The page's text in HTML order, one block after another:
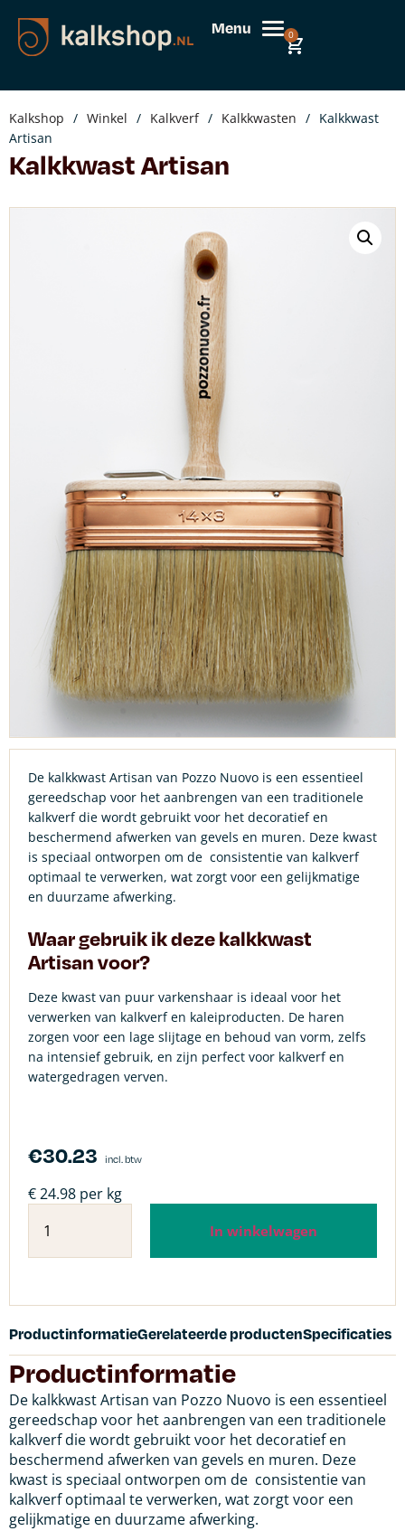
Menu 0
Kalkshop / Winkel / Kalkverf / Kalkkwasten / Kalkkwast
Artisan
Kalkkwast Artisan
De kalkkwast Artisan van Pozzo Nuovo is een essentieel
gereedschap voor het aanbrengen van een traditionele
kalkverf die wordt gebruikt voor het decoratief en
beschermend afwerken van gevels en muren. Deze kwast
is speciaal ontworpen om de consistentie van kalkverf
optimaal te verwerken, wat zorgt voor een gelijkmatige
en duurzame afwerking.
Waar gebruik ik deze kalkkwast
Artisan voor?
Deze kwast van puur varkenshaar is ideaal voor het
verwerken van kalkverf en kaleiproducten. De haren
zorgen voor een lage slijtage en behoud van vorm, zelfs
na intensief gebruik, en zijn perfect voor kalkverf en
watergedragen verven.
€30.23 incl. btw
€ 24.98 per kg
In winkelwagen
ProductinformatieGerelateerde productenSpecificaties
Productinformatie
De kalkkwast Artisan van Pozzo Nuovo is een essentieel
gereedschap voor het aanbrengen van een traditionele
kalkverf die wordt gebruikt voor het decoratief en
beschermend afwerken van gevels en muren. Deze
kwast is speciaal ontworpen om de consistentie van
kalkverf optimaal te verwerken, wat zorgt voor een
gelijkmatige en duurzame afwerking.